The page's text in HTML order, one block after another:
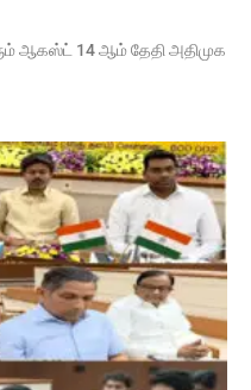
ஆகஸ்ட் 14 ஆம் தேதி அதிமுக